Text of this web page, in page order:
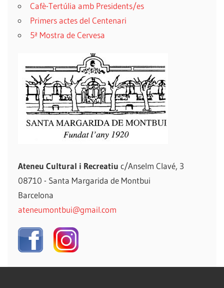
Cafè-Tertúlia amb Presidents/es
Primers actes del Centenari
5ª Mostra de Cervesa
Ateneu Cultural i Recreatiu c/Anselm Clavé, 3
08710 - Santa Margarida de Montbui
Barcelona
ateneumontbui@gmail.com